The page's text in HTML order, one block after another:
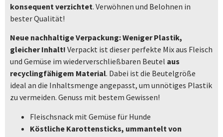
konsequent verzichtet. Verwöhnen und Belohnen in
bester Qualität!
Neue nachhaltige Verpackung:Weniger Plastik,
gleicher Inhalt! Verpackt ist dieser perfekte Mix aus Fleisch
und Gemüse im wiederverschließbaren Beutel aus
recyclingfähigem Material. Dabei ist die Beutelgröße
ideal an die Inhaltsmenge angepasst, um unnötiges Plastik
zu vermeiden. Genuss mit bestem Gewissen!
Fleischsnack mit Gemüse für Hunde
Köstliche Karottensticks, ummantelt von